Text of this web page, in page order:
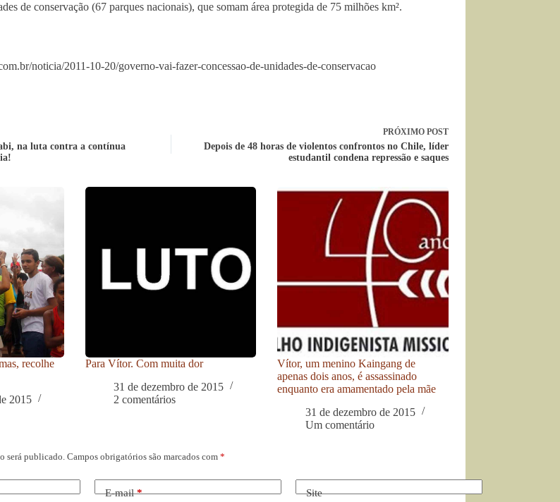
de conservação (67 parques nacionais), que somam área protegida de 75 milhões km².
noticia/2011-10-20/governo-vai-fazer-concessao-de-unidades-de-conservacao
na luta contra a contínua
PRÓXIMO POST
Depois de 48 horas de violentos confrontos no Chile, líder
estudantil condena repressão e saques
recolhe
2015
Para Vítor. Com muita dor
31 de dezembro de 2015
2 comentários
Vítor, um menino Kaingang de
apenas dois anos, é assassinado
enquanto era amamentado pela mãe
31 de dezembro de 2015
Um comentário
será publicado. Campos obrigatórios são marcados com *
E-mail* Site